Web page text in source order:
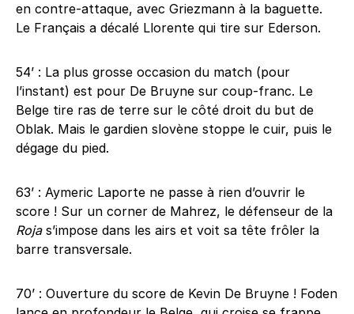
en contre-attaque, avec Griezmann à la baguette.
Le Français a décalé Llorente qui tire sur Ederson.
54’ : La plus grosse occasion du match (pour
l’instant) est pour De Bruyne sur coup-franc. Le
Belge tire ras de terre sur le côté droit du but de
Oblak. Mais le gardien slovène stoppe le cuir, puis le
dégage du pied.
63’ : Aymeric Laporte ne passe à rien d’ouvrir le
score ! Sur un corner de Mahrez, le défenseur de la
Roja s’impose dans les airs et voit sa tête frôler la
barre transversale.
70’ : Ouverture du score de Kevin De Bruyne ! Foden